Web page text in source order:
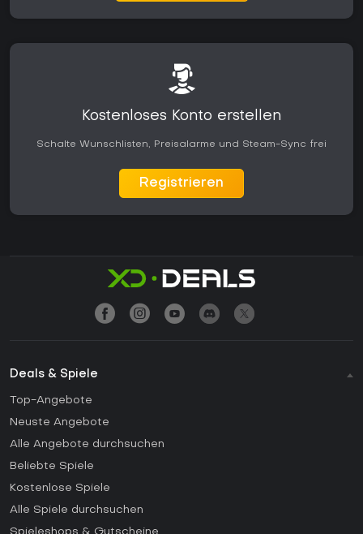
Kostenloses Konto erstellen
Schalte Wunschlisten, Preisalarme und Steam-Sync frei
Registrieren
Deals & Spiele
Top-Angebote
Neuste Angebote
Alle Angebote durchsuchen
Beliebte Spiele
Kostenlose Spiele
Alle Spiele durchsuchen